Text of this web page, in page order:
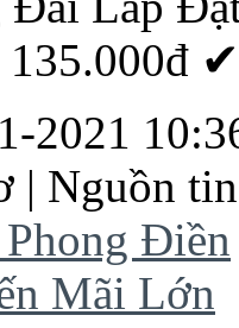
2021
| Nguồn